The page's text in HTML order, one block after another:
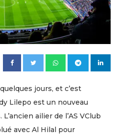
jours, et c’est
Lilepo est un nouveau
ailier de l’AS VClub
avec Al Hilal pour